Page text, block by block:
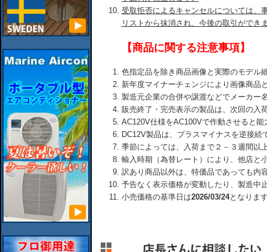
受取拒否によるキャンセルについては、
リストから抹消され、今後の取引ができ
【商品に関する注意事項】
色指定品を除き商品画像と実際のモデル
新年度マイナーチェンジにより画像商品
製造元企業の合併や譲渡などでメーカー
販売終了・完売表示の製品は、次回の入
AC120V仕様をAC100Vで作動させると
DC12V製品は、プラスマイナスを逆接
季節によっては、入荷まで２－３週間以
輸入時期（為替レート）により、他店と
訳あり商品以外は、特価品であっても内
予告なく表示価格が変動したり、製造中
小売価格の基準日は2026/03/24となりま